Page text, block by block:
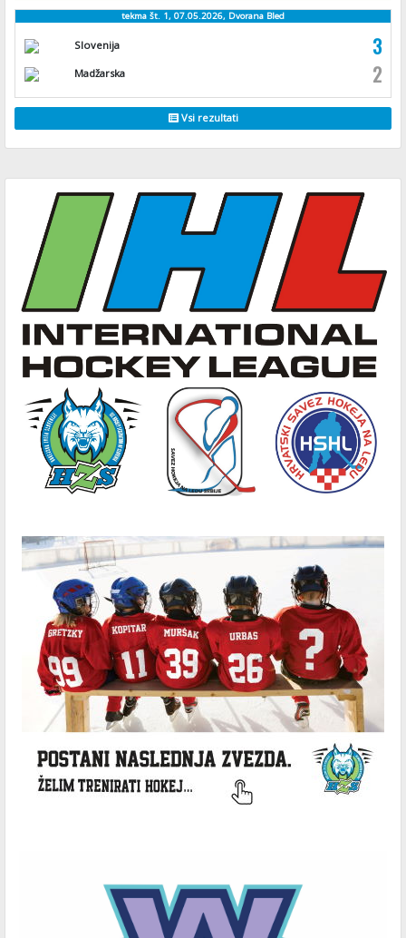
tekma št. 1, 07.05.2026, Dvorana Bled
Slovenija 3
Madžarska 2
Vsi rezultati